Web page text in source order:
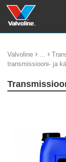
Valvoline › ... ›
transmissiooni- ja